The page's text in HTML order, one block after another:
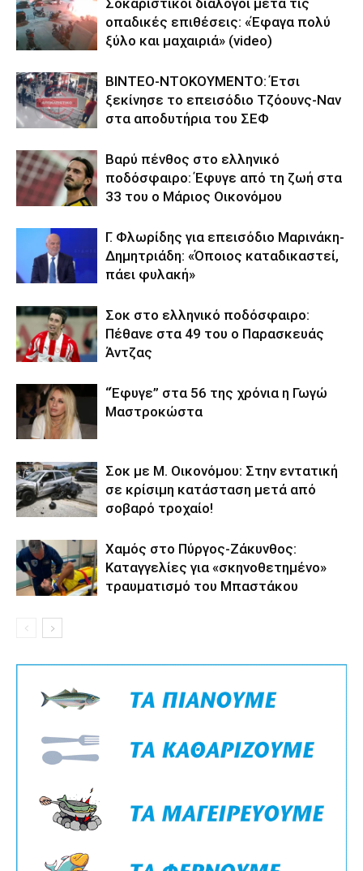
οπαδικές επιθέσεις: «Έφαγα πολύ
ξύλο και μαχαιριά» (video)
ΒΙΝΤΕΟ-ΝΤΟΚΟΥΜΕΝΤΟ: Έτσι
ξεκίνησε το επεισόδιο Τζόουνς-Ναν
στα αποδυτήρια του ΣΕΦ
Βαρύ πένθος στο ελληνικό
ποδόσφαιρο: Έφυγε από τη ζωή στα
33 του ο Μάριος Οικονόμου
Γ. Φλωρίδης για επεισόδιο Μαρινάκη-
Δημητριάδη: «Όποιος καταδικαστεί,
πάει φυλακή»
Σοκ στο ελληνικό ποδόσφαιρο:
Πέθανε στα 49 του ο Παρασκευάς
Άντζας
“Έφυγε” στα 56 της χρόνια η Γωγώ
Μαστροκώστα
Σοκ με M. Οικονόμου: Στην εντατική
σε κρίσιμη κατάσταση μετά από
σοβαρό τροχαίο!
Χαμός στο Πύργος-Ζάκυνθος:
Καταγγελίες για «σκηνοθετημένο»
τραυματισμό του Μπαστάκου